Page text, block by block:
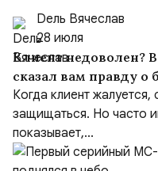
Dель Вячеслав
28 июля
Клиент недоволен?
сказал вам правду о
Когда клиент жалуется,
защищаться. Но часто
показывает,...